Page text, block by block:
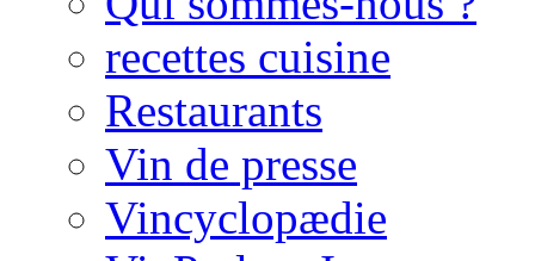
recettes cuisine
Restaurants
Vin de presse
Vincyclopædie